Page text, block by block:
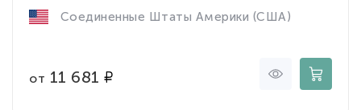
Соединенные Штаты Америки (США)
от 11 681